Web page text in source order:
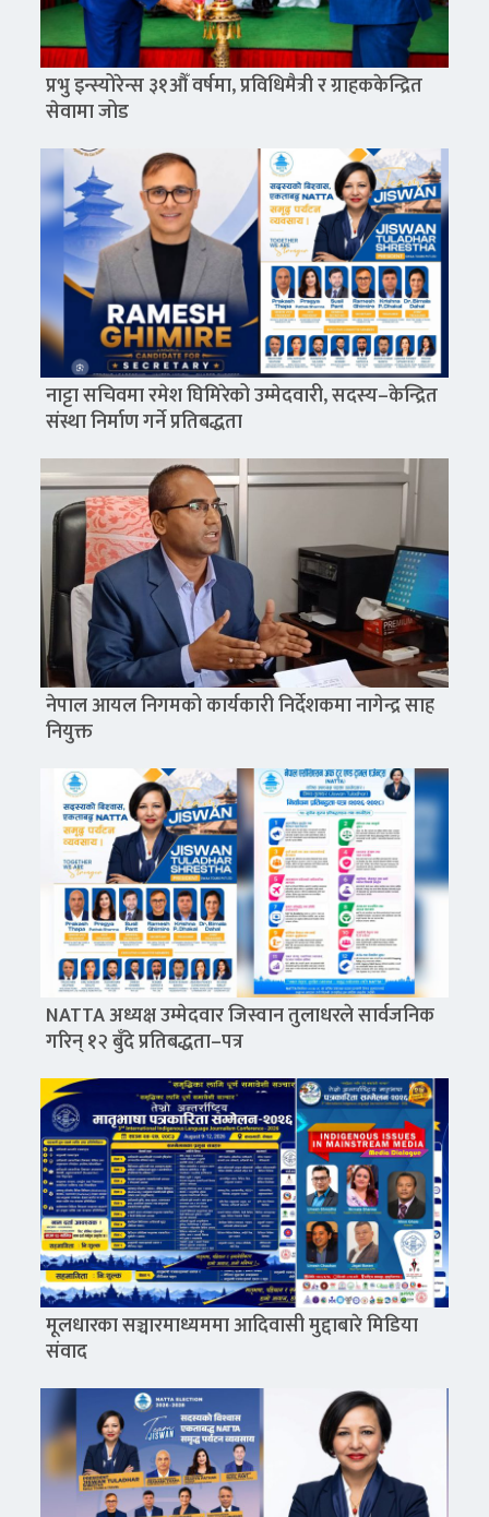
प्रभु इन्स्योरेन्स ३१औँ वर्षमा, प्रविधिमैत्री र ग्राहककेन्द्रित
सेवामा जोड
नाट्टा सचिवमा रमेश घिमिरेको उम्मेदवारी, सदस्य–केन्द्रित
संस्था निर्माण गर्ने प्रतिबद्धता
नेपाल आयल निगमको कार्यकारी निर्देशकमा नागेन्द्र साह
नियुक्त
NATTA अध्यक्ष उम्मेदवार जिस्वान तुलाधरले सार्वजनिक
गरिन् १२ बुँदे प्रतिबद्धता–पत्र
मूलधारका सञ्चारमाध्यममा आदिवासी मुद्दाबारे मिडिया
संवाद